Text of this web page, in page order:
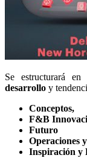
Se estructurará
desarrollo y
Conceptos,
F&B
Futuro
Operaciones
Inspiración y